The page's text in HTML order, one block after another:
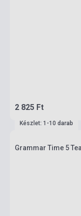
2 825 Ft
Készlet: 1-10 darab
Grammar Time 5